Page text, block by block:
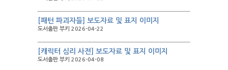
[패턴 파괴자들] 보도자료 및 표지 이미지
도서출판 부키 2026-04-22
[캐릭터 심리 사전] 보도자료 및 표지 이미지
도서출판 부키 2026-04-08